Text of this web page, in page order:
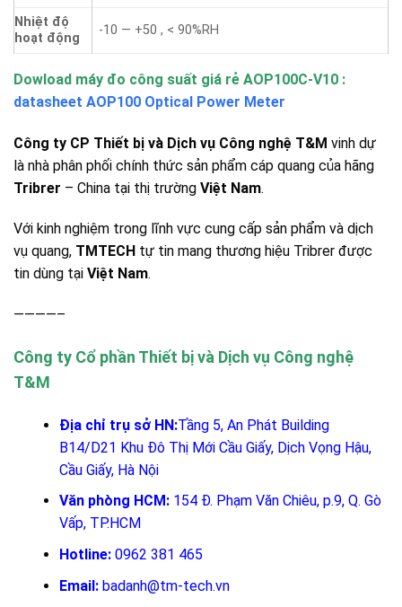
Nhiệt độ
hoạt động
-10 — +50 , < 90%RH
Dowload máy đo công suất giá rẻ AOP100C-V10 :
datasheet AOP100 Optical Power Meter
Công ty CP Thiết bị và Dịch vụ Công nghệ T&M vinh dự
là nhà phân phối chính thức sản phẩm cáp quang của hãng
Tribrer – China tại thị trường Việt Nam.
Với kinh nghiệm trong lĩnh vực cung cấp sản phẩm và dịch
vụ quang, TMTECH tự tin mang thương hiệu Tribrer được
tin dùng tại Việt Nam.
————–
Công ty Cổ phần Thiết bị và Dịch vụ Công nghệ
T&M
Địa chỉ trụ sở HN:Tầng 5, An Phát Building
B14/D21 Khu Đô Thị Mới Cầu Giấy, Dịch Vọng Hậu,
Cầu Giấy, Hà Nội
Văn phòng HCM:154 Đ. Phạm Văn Chiêu, p.9, Q. Gò
Vấp, TP.HCM
Hotline: 0962 381 465
Email: badanh@tm-tech.vn